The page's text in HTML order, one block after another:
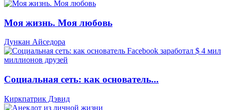
Моя жизнь. Моя любовь
Дункан Айседора
Социальная сеть: как основатель...
Киркпатрик Дэвид